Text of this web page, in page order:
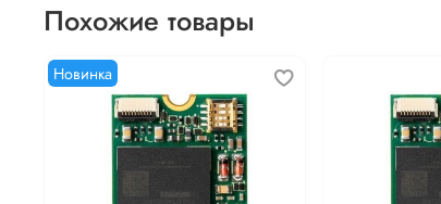
Похожие товары
Новинка